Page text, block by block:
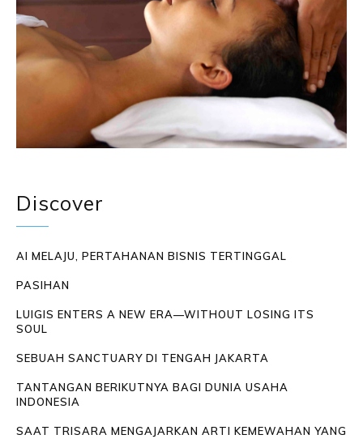
Discover
AI MELAJU, PERTAHANAN BISNIS TERTINGGAL
PASIHAN
LUIGIS ENTERS A NEW ERA—WITHOUT LOSING ITS
SOUL
SEBUAH SANCTUARY DI TENGAH JAKARTA
TANTANGAN BERIKUTNYA BAGI DUNIA USAHA
INDONESIA
SAAT TRISARA MENGAJARKAN ARTI KEMEWAHAN YANG